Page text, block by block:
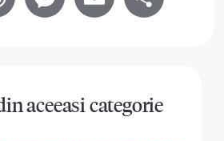
aceeasi categorie